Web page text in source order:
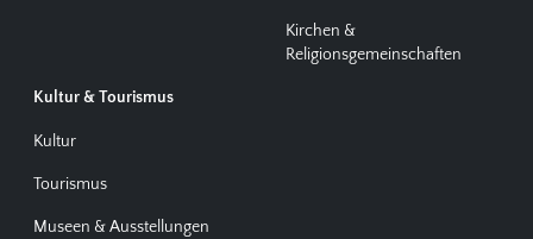
Kirchen &
Religionsgemeinschaften
Kultur & Tourismus
Kultur
Tourismus
Museen & Ausstellungen